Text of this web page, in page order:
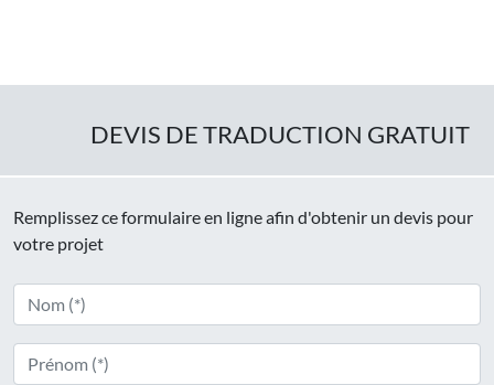
DEVIS DE TRADUCTION GRATUIT
Remplissez ce formulaire en ligne afin d'obtenir un devis pour
votre projet